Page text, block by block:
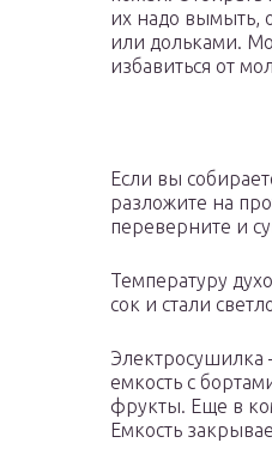
их надо вымыть,
или дольками.
избавиться от
Если вы
разложите на
переверните и
Температуру
сок и стали
Электросушилка
емкость с
фрукты. Еще в
Емкость